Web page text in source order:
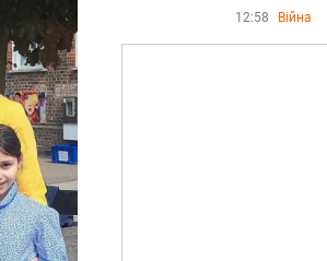
12:58 Війна